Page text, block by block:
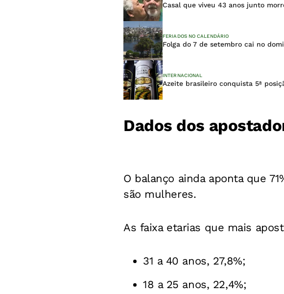
Casal que viveu 43 anos junto
FERIADOS NO CALENDÁRIO
Folga do 7 de setembro cai no
INTERNACIONAL
Azeite brasileiro conquista 5ª
Dados dos
O balanço ainda aponta que
são mulheres.
As faixa etarias que mais
31 a 40 anos, 27,8%;
18 a 25 anos, 22,4%;